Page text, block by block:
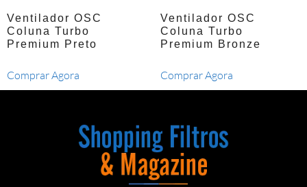
Ventilador OSC
Coluna Turbo
Premium Preto
Comprar Agora
Ventilador OSC
Coluna Turbo
Premium Bronze
Comprar Agora